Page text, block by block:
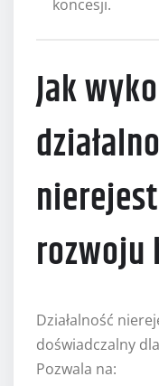
koncesji.
Jak
rozwoju
Działalność
doświadczalny
Pozwala na: